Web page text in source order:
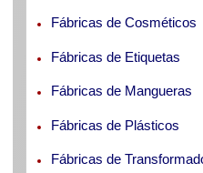
Fábricas de Cosméticos
Fábricas de Etiquetas
Fábricas de Mangueras
Fábricas de Plásticos
Fábricas de